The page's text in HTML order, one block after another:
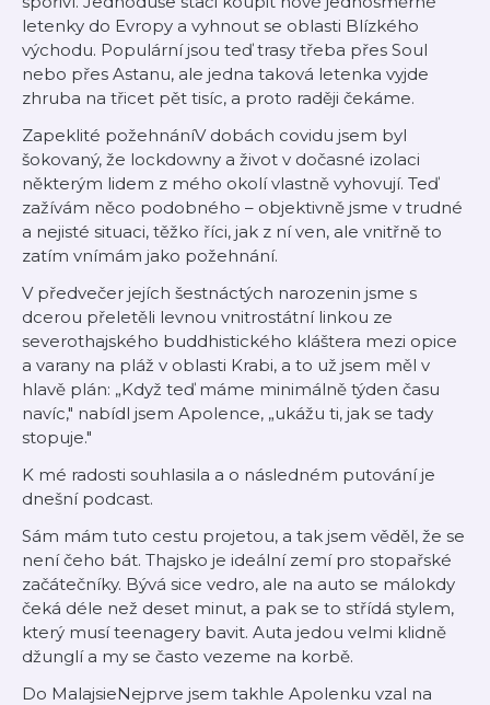
letenky do Evropy a vyhnout se oblasti Blízkého
východu. Populární jsou teď trasy třeba přes Soul
nebo přes Astanu, ale jedna taková letenka vyjde
zhruba na třicet pět tisíc, a proto raději čekáme.
Zapeklité požehnáníV dobách covidu jsem byl
šokovaný, že lockdowny a život v dočasné izolaci
některým lidem z mého okolí vlastně vyhovují. Teď
zažívám něco podobného – objektivně jsme v trudné
a nejisté situaci, těžko říci, jak z ní ven, ale vnitřně to
zatím vnímám jako požehnání.
V předvečer jejích šestnáctých narozenin jsme s
dcerou přeletěli levnou vnitrostátní linkou ze
severothajského buddhistického kláštera mezi opice
a varany na pláž v oblasti Krabi, a to už jsem měl v
hlavě plán: „Když teď máme minimálně týden času
navíc," nabídl jsem Apolence, „ukážu ti, jak se tady
stopuje."
K mé radosti souhlasila a o následném putování je
dnešní podcast.
Sám mám tuto cestu projetou, a tak jsem věděl, že se
není čeho bát. Thajsko je ideální zemí pro stopařské
začátečníky. Bývá sice vedro, ale na auto se málokdy
čeká déle než deset minut, a pak se to střídá stylem,
který musí teenagery bavit. Auta jedou velmi klidně
džunglí a my se často vezeme na korbě.
Do MalajsieNejprve jsem takhle Apolenku vzal na